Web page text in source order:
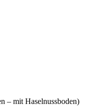
– mit Haselnussboden)